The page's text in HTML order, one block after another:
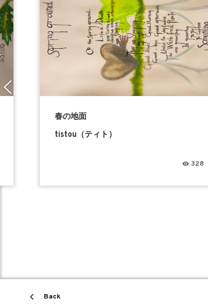
春の地面
tistou（ティト）
328
Back